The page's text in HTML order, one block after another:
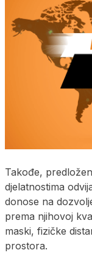
Takođe,
djelatnostima
donose na
prema njihovoj
maski, fizičke
prostora.